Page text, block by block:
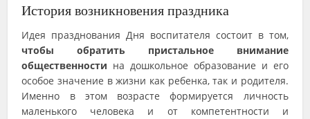
История возникновения праздника
Идея празднования Дня воспитателя состоит в том,
чтобы обратить пристальное внимание
общественности на дошкольное образование и его
особое значение в жизни как ребенка, так и родителя.
Именно в этом возрасте формируется личность
маленького человека и от компетентности и